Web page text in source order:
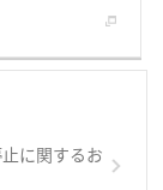
に関するお